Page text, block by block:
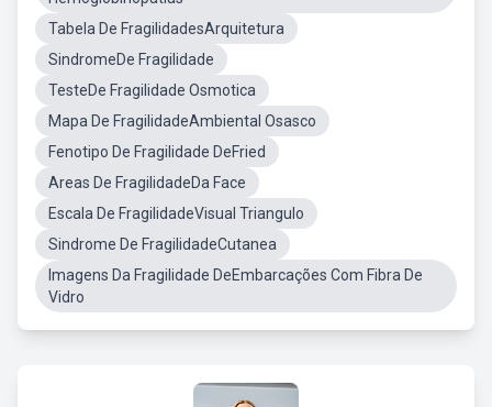
Tabela De FragilidadesArquitetura
SindromeDe Fragilidade
TesteDe Fragilidade Osmotica
Mapa De FragilidadeAmbiental Osasco
Fenotipo De Fragilidade DeFried
Areas De FragilidadeDa Face
Escala De FragilidadeVisual Triangulo
Sindrome De FragilidadeCutanea
Imagens Da Fragilidade DeEmbarcações Com Fibra De
Vidro